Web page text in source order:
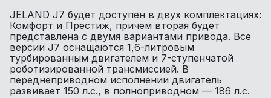
JELAND J7 будет доступен в двух комплектациях:
Комфорт и Престиж, причем вторая будет
представлена с двумя вариантами привода. Все
версии J7 оснащаются 1,6-литровым
турбированным двигателем и 7-ступенчатой
роботизированной трансмиссией. В
переднеприводном исполнении двигатель
развивает 150 л.с., в полноприводном — 186 л.с.